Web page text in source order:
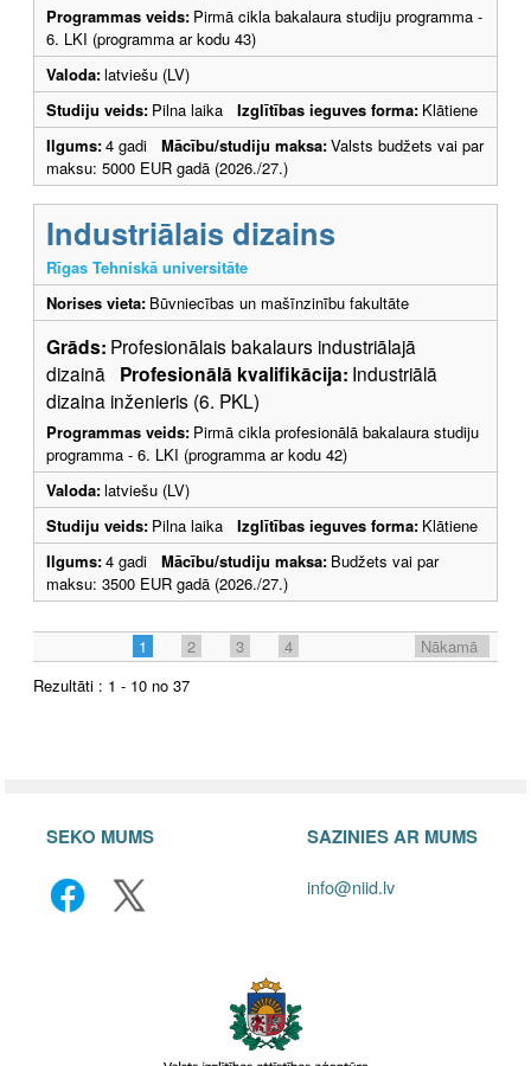
Programmas veids: Pirmā cikla bakalaura studiju programma -
6. LKI (programma ar kodu 43)
Valoda:latviešu (LV)
Studiju veids: Pilna laika Izglītības ieguves forma: Klātiene
Ilgums:4 gadi Mācību/studiju maksa:Valsts budžets vai par
maksu: 5000 EUR gadā (2026./27.)
Industriālais dizains
Rīgas Tehniskā universitāte
Norises vieta: Būvniecības un mašīnzinību fakultāte
Grāds: Profesionālais bakalaurs industriālajā
dizainā Profesionālā kvalifikācija: Industriālā
dizaina inženieris (6. PKL)
Programmas veids: Pirmā cikla profesionālā bakalaura studiju
programma - 6. LKI (programma ar kodu 42)
Valoda:latviešu (LV)
Studiju veids: Pilna laika Izglītības ieguves forma: Klātiene
Ilgums:4 gadi Mācību/studiju maksa: Budžets vai par
maksu: 3500 EUR gadā (2026./27.)
1 2 3 4
Nākamā
Rezultāti : 1 - 10 no 37
SEKO MUMS SAZINIES AR MUMS
info@niid.lv